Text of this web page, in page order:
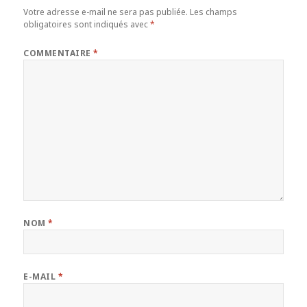
Votre adresse e-mail ne sera pas publiée. Les champs
obligatoires sont indiqués avec*
COMMENTAIRE*
NOM*
E-MAIL *